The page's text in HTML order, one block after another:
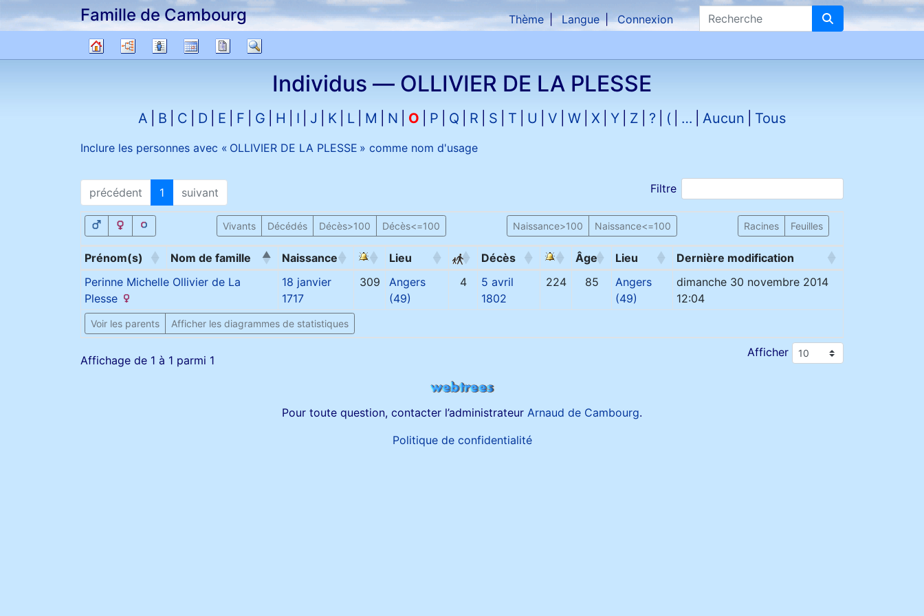
Passer au contenu
Famille de Cambourg Recherche
Thème Langue Connexion
Diagrammes
Listes CalendrierRapports
Individus — OLLIVIER DE LA PLESSE
A B C D E F G H I J K L M N O P Q R S T U V W X Y Z ? ( … Aucun Tous
Inclure les personnes avec « OLLIVIER DE LA PLESSE » comme nom d'usage
précédent 1 suivant Filtre
Vivants Décédés Décès>100 Décès<=100 Naissance>100 Naissance<=100 Racines Feuilles
Prénom(s) Nom de famille Naissance Lieu Décès Âge Lieu
Dernière modification
Perinne Michelle Ollivier de La
Plesse
18 janvier
1717
309
Angers
(49)
4
5 avril
1802
224 85
Angers
(49)
dimanche 30 novembre 2014
12:04
Voir les parents Afficher les diagrammes de statistiques
Affichage de 1 à 1 parmi 1
Afficher
Pour toute question, contacter l’administrateur Arnaud de Cambourg.
Politique de confidentialité